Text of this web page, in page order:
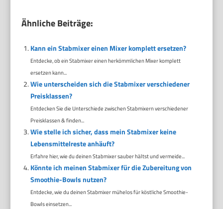
Ähnliche Beiträge:
Kann ein Stabmixer einen Mixer komplett ersetzen?
Entdecke, ob ein Stabmixer einen herkömmlichen Mixer komplett
ersetzen kann...
Wie unterscheiden sich die Stabmixer verschiedener
Preisklassen?
Entdecken Sie die Unterschiede zwischen Stabmixern verschiedener
Preisklassen & finden...
Wie stelle ich sicher, dass mein Stabmixer keine
Lebensmittelreste anhäuft?
Erfahre hier, wie du deinen Stabmixer sauber hältst und vermeide...
Könnte ich meinen Stabmixer für die Zubereitung von
Smoothie-Bowls nutzen?
Entdecke, wie du deinen Stabmixer mühelos für köstliche Smoothie-
Bowls einsetzen...